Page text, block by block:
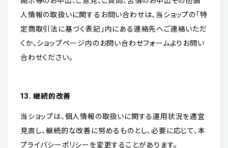
人情報の取扱いに関するお問い合わせは、当ショップの「特
定商取引法に基づく表記」内にある連絡先へご連絡いただ
くか、ショップページ内のお問い合わせフォームよりお問い
合わせください。
13. 継続的改善
当ショップは、個人情報の取扱いに関する運用状況を適宜
見直し、継続的な改善に努めるものとし、必要に応じて、本
プライバシーポリシーを変更することがあります。